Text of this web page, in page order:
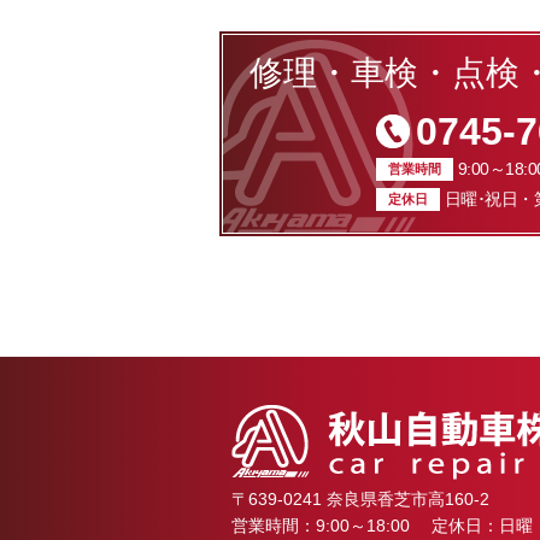
修理・車検・点
0745-
営業時間 9:00～
定休日 日曜･祝日
〒639-0241 奈良県香芝市高160-2
営業時間：9:00～18:00
定休日：日曜